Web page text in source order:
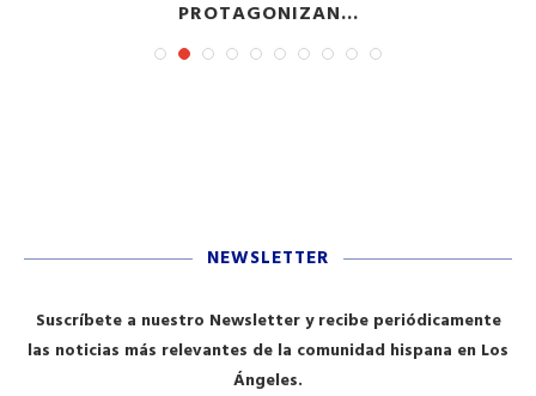
PROTAGONIZAN...
NEWSLETTER
Suscríbete a nuestro Newsletter y recibe periódicamente
las noticias más relevantes de la comunidad hispana en Los
Ángeles.